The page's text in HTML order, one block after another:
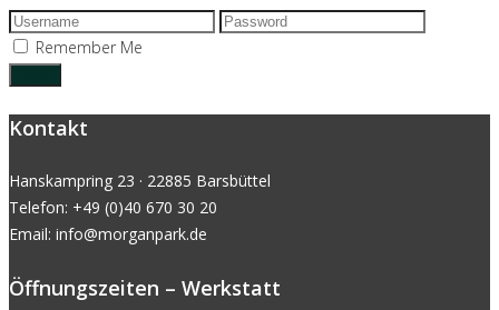
Remember Me
Kontakt
Hanskampring 23 · 22885 Barsbüttel
Telefon: +49 (0)40 670 30 20
Email: info@morganpark.de
Öffnungszeiten – Werkstatt